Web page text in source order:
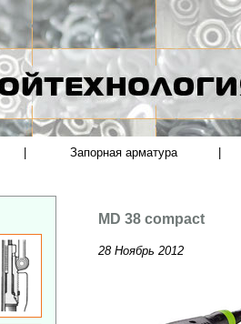
Запорная арматура
MD 38 compact
28 Ноябрь 2012